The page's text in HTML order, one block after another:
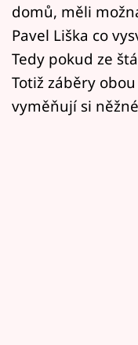
Mámy sobě
Přihlášení
domů, měli
Pavel Liška co
Tedy pokud ze
Totiž záběry
vyměňují si